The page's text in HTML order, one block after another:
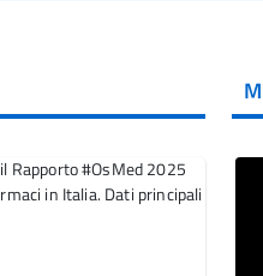
Rapporto #OsMed 2025
in Italia. Dati principali